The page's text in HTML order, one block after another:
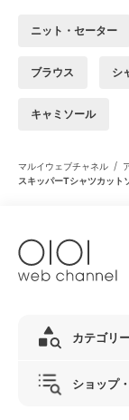
ニット・セーター
ブラウス シ
キャミソール
マルイウェブチャネル /
スキッパーTシャツカット
カテゴリ
ショップ